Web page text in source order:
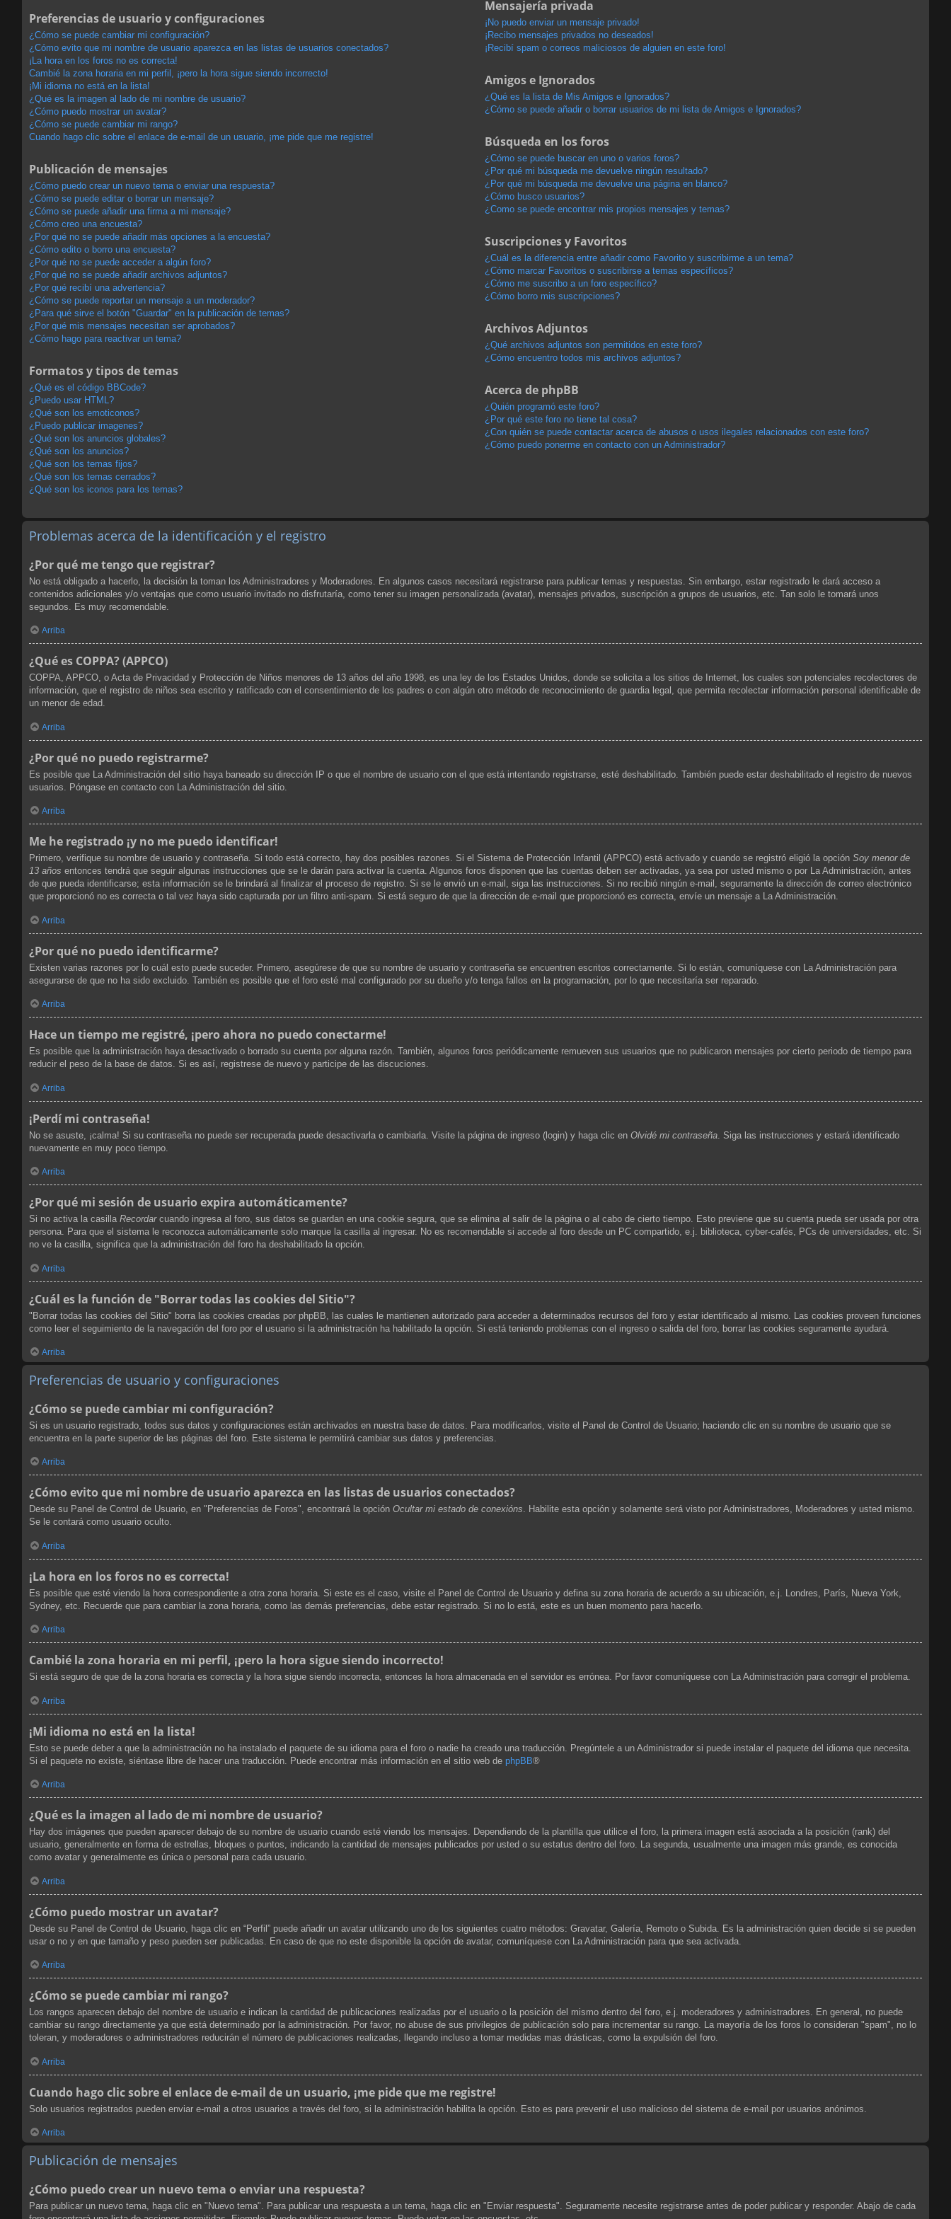
Preferencias de usuario y configuraciones
¿Cómo se puede cambiar mi configuración?
¿Cómo evito que mi nombre de usuario aparezca en las listas de usuarios conectados?
¡La hora en los foros no es correcta!
Cambié la zona horaria en mi perfil, ¡pero la hora sigue siendo incorrecto!
¡Mi idioma no está en la lista!
¿Qué es la imagen al lado de mi nombre de usuario?
¿Cómo puedo mostrar un avatar?
¿Cómo se puede cambiar mi rango?
Cuando hago clic sobre el enlace de e-mail de un usuario, ¡me pide que me registre!
Publicación de mensajes
¿Cómo puedo crear un nuevo tema o enviar una respuesta?
¿Cómo se puede editar o borrar un mensaje?
¿Cómo se puede añadir una firma a mi mensaje?
¿Cómo creo una encuesta?
¿Por qué no se puede añadir más opciones a la encuesta?
¿Cómo edito o borro una encuesta?
¿Por qué no se puede acceder a algún foro?
¿Por qué no se puede añadir archivos adjuntos?
¿Por qué recibí una advertencia?
¿Cómo se puede reportar un mensaje a un moderador?
¿Para qué sirve el botón "Guardar" en la publicación de temas?
¿Por qué mis mensajes necesitan ser aprobados?
¿Cómo hago para reactivar un tema?
Formatos y tipos de temas
¿Qué es el código BBCode?
¿Puedo usar HTML?
¿Qué son los emoticonos?
¿Puedo publicar imagenes?
¿Qué son los anuncios globales?
¿Qué son los anuncios?
¿Qué son los temas fijos?
¿Qué son los temas cerrados?
¿Qué son los iconos para los temas?
Mensajería privada
¡No puedo enviar un mensaje privado!
¡Recibo mensajes privados no deseados!
¡Recibí spam o correos maliciosos de alguien en este foro!
Amigos e Ignorados
¿Qué es la lista de Mis Amigos e Ignorados?
¿Cómo se puede añadir o borrar usuarios de mi lista de Amigos e Ignorados?
Búsqueda en los foros
¿Cómo se puede buscar en uno o varios foros?
¿Por qué mi búsqueda me devuelve ningún resultado?
¿Por qué mi búsqueda me devuelve una página en blanco?
¿Cómo busco usuarios?
¿Como se puede encontrar mis propios mensajes y temas?
Suscripciones y Favoritos
¿Cuál es la diferencia entre añadir como Favorito y suscribirme a un tema?
¿Cómo marcar Favoritos o suscribirse a temas específicos?
¿Cómo me suscribo a un foro específico?
¿Cómo borro mis suscripciones?
Archivos Adjuntos
¿Qué archivos adjuntos son permitidos en este foro?
¿Cómo encuentro todos mis archivos adjuntos?
Acerca de phpBB
¿Quién programó este foro?
¿Por qué este foro no tiene tal cosa?
¿Con quién se puede contactar acerca de abusos o usos ilegales relacionados con este foro?
¿Cómo puedo ponerme en contacto con un Administrador?
Problemas acerca de la identificación y el registro
¿Por qué me tengo que registrar?
No está obligado a hacerlo, la decisión la toman los Administradores y Moderadores. En algunos casos necesitará registrarse para publicar temas y respuestas. Sin embargo, estar registrado le dará acceso a
contenidos adicionales y/o ventajas que como usuario invitado no disfrutaría, como tener su imagen personalizada (avatar), mensajes privados, suscripción a grupos de usuarios, etc. Tan solo le tomará unos
segundos. Es muy recomendable.
Arriba
¿Qué es COPPA? (APPCO)
COPPA, APPCO, o Acta de Privacidad y Protección de Niños menores de 13 años del año 1998, es una ley de los Estados Unidos, donde se solicita a los sitios de Internet, los cuales son potenciales recolectores de
información, que el registro de niños sea escrito y ratificado con el consentimiento de los padres o con algún otro método de reconocimiento de guardia legal, que permita recolectar información personal identificable de
un menor de edad.
Arriba
¿Por qué no puedo registrarme?
Es posible que La Administración del sitio haya baneado su dirección IP o que el nombre de usuario con el que está intentando registrarse, esté deshabilitado. También puede estar deshabilitado el registro de nuevos
usuarios. Póngase en contacto con La Administración del sitio.
Arriba
Me he registrado ¡y no me puedo identificar!
Primero, verifique su nombre de usuario y contraseña. Si todo está correcto, hay dos posibles razones. Si el Sistema de Protección Infantil (APPCO) está activado y cuando se registró eligió la opción Soy menor de
13 años entonces tendrá que seguir algunas instrucciones que se le darán para activar la cuenta. Algunos foros disponen que las cuentas deben ser activadas, ya sea por usted mismo o por La Administración, antes
de que pueda identificarse; esta información se le brindará al finalizar el proceso de registro. Si se le envió un e-mail, siga las instrucciones. Si no recibió ningún e-mail, seguramente la dirección de correo electrónico
que proporcionó no es correcta o tal vez haya sido capturada por un filtro anti-spam. Si está seguro de que la dirección de e-mail que proporcionó es correcta, envíe un mensaje a La Administración.
Arriba
¿Por qué no puedo identificarme?
Existen varias razones por lo cuál esto puede suceder. Primero, asegúrese de que su nombre de usuario y contraseña se encuentren escritos correctamente. Si lo están, comuníquese con La Administración para
asegurarse de que no ha sido excluido. También es posible que el foro esté mal configurado por su dueño y/o tenga fallos en la programación, por lo que necesitaría ser reparado.
Arriba
Hace un tiempo me registré, ¡pero ahora no puedo conectarme!
Es posible que la administración haya desactivado o borrado su cuenta por alguna razón. También, algunos foros periódicamente remueven sus usuarios que no publicaron mensajes por cierto periodo de tiempo para
reducir el peso de la base de datos. Si es así, registrese de nuevo y participe de las discuciones.
Arriba
¡Perdí mi contraseña!
No se asuste, ¡calma! Si su contraseña no puede ser recuperada puede desactivarla o cambiarla. Visite la página de ingreso (login) y haga clic en Olvidé mi contraseña . Siga las instrucciones y estará identificado
nuevamente en muy poco tiempo.
Arriba
¿Por qué mi sesión de usuario expira automáticamente?
Si no activa la casilla Recordarcuando ingresa al foro, sus datos se guardan en una cookie segura, que se elimina al salir de la página o al cabo de cierto tiempo. Esto previene que su cuenta pueda ser usada por otra
persona. Para que el sistema le reconozca automáticamente solo marque la casilla al ingresar. No es recomendable si accede al foro desde un PC compartido, e.j. biblioteca, cyber-cafés, PCs de universidades, etc. Si
no ve la casilla, significa que la administración del foro ha deshabilitado la opción.
Arriba
¿Cuál es la función de "Borrar todas las cookies del Sitio"?
"Borrar todas las cookies del Sitio" borra las cookies creadas por phpBB, las cuales le mantienen autorizado para acceder a determinados recursos del foro y estar identificado al mismo. Las cookies proveen funciones
como leer el seguimiento de la navegación del foro por el usuario si la administración ha habilitado la opción. Si está teniendo problemas con el ingreso o salida del foro, borrar las cookies seguramente ayudará.
Arriba
Preferencias de usuario y configuraciones
¿Cómo se puede cambiar mi configuración?
Si es un usuario registrado, todos sus datos y configuraciones están archivados en nuestra base de datos. Para modificarlos, visite el Panel de Control de Usuario; haciendo clic en su nombre de usuario que se
encuentra en la parte superior de las páginas del foro. Este sistema le permitirá cambiar sus datos y preferencias.
Arriba
¿Cómo evito que mi nombre de usuario aparezca en las listas de usuarios conectados?
Desde su Panel de Control de Usuario, en "Preferencias de Foros", encontrará la opción Ocultar mi estado de conexións. Habilite esta opción y solamente será visto por Administradores, Moderadores y usted mismo.
Se le contará como usuario oculto.
Arriba
¡La hora en los foros no es correcta!
Es posible que esté viendo la hora correspondiente a otra zona horaria. Si este es el caso, visite el Panel de Control de Usuario y defina su zona horaria de acuerdo a su ubicación, e.j. Londres, París, Nueva York,
Sydney, etc. Recuerde que para cambiar la zona horaria, como las demás preferencias, debe estar registrado. Si no lo está, este es un buen momento para hacerlo.
Arriba
Cambié la zona horaria en mi perfil, ¡pero la hora sigue siendo incorrecto!
Si está seguro de que de la zona horaria es correcta y la hora sigue siendo incorrecta, entonces la hora almacenada en el servidor es errónea. Por favor comuníquese con La Administración para corregir el problema.
Arriba
¡Mi idioma no está en la lista!
Esto se puede deber a que la administración no ha instalado el paquete de su idioma para el foro o nadie ha creado una traducción. Pregúntele a un Administrador si puede instalar el paquete del idioma que necesita.
Si el paquete no existe, siéntase libre de hacer una traducción. Puede encontrar más información en el sitio web de phpBB®
Arriba
¿Qué es la imagen al lado de mi nombre de usuario?
Hay dos imágenes que pueden aparecer debajo de su nombre de usuario cuando esté viendo los mensajes. Dependiendo de la plantilla que utilice el foro, la primera imagen está asociada a la posición (rank) del
usuario, generalmente en forma de estrellas, bloques o puntos, indicando la cantidad de mensajes publicados por usted o su estatus dentro del foro. La segunda, usualmente una imagen más grande, es conocida
como avatar y generalmente es única o personal para cada usuario.
Arriba
¿Cómo puedo mostrar un avatar?
Desde su Panel de Control de Usuario, haga clic en “Perfil” puede añadir un avatar utilizando uno de los siguientes cuatro métodos: Gravatar, Galería, Remoto o Subida. Es la administración quien decide si se pueden
usar o no y en que tamaño y peso pueden ser publicadas. En caso de que no este disponible la opción de avatar, comuníquese con La Administración para que sea activada.
Arriba
¿Cómo se puede cambiar mi rango?
Los rangos aparecen debajo del nombre de usuario e indican la cantidad de publicaciones realizadas por el usuario o la posición del mismo dentro del foro, e.j. moderadores y administradores. En general, no puede
cambiar su rango directamente ya que está determinado por la administración. Por favor, no abuse de sus privilegios de publicación solo para incrementar su rango. La mayoría de los foros lo consideran "spam", no lo
toleran, y moderadores o administradores reducirán el número de publicaciones realizadas, llegando incluso a tomar medidas mas drásticas, como la expulsión del foro.
Arriba
Cuando hago clic sobre el enlace de e-mail de un usuario, ¡me pide que me registre!
Solo usuarios registrados pueden enviar e-mail a otros usuarios a través del foro, si la administración habilita la opción. Esto es para prevenir el uso malicioso del sistema de e-mail por usuarios anónimos.
Arriba
Publicación de mensajes
¿Cómo puedo crear un nuevo tema o enviar una respuesta?
Para publicar un nuevo tema, haga clic en "Nuevo tema". Para publicar una respuesta a un tema, haga clic en "Enviar respuesta". Seguramente necesite registrarse antes de poder publicar y responder. Abajo de cada